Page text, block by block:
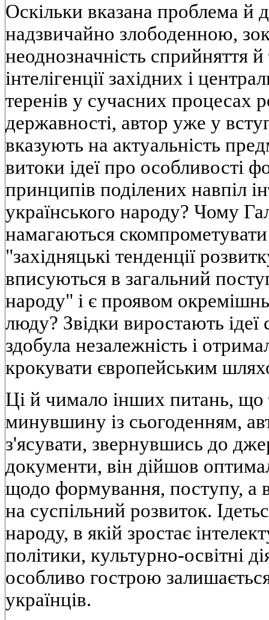
Оскiльки вказана проблема й
надзвичайно злободенною,
неоднозначнiсть сприйняття
iнтелiгенцiї захiдних i
теренiв у сучасних процесах
державностi, автор уже у
вказують на актуальнiсть
витоки iдеї про особливостi
принципiв подiлених навпiл
українського народу? Чому
намагаються
"захiдняцькi тенденцiї
вписуються в загальний
народу" i є проявом
люду? Звiдки виростають iдеї
здобула незалежнiсть i
крокувати європейським
Цi й чимало iнших питань, що
минувшину iз сьогоденням,
з'ясувати, звернувшись до
документи, вiн дiйшов
щодо формування, поступу, а
на суспiльний розвиток.
народу, в якiй зростає
полiтики, культурно-освiтнi
особливо гострою
українцiв.